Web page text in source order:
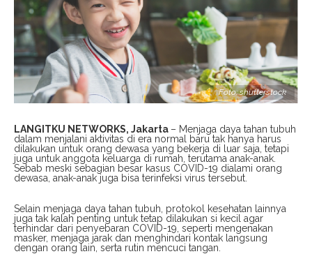
Foto: shutterstock
LANGITKU NETWORKS, Jakarta – Menjaga daya tahan tubuh
dalam menjalani aktivitas di era normal baru tak hanya harus
dilakukan untuk orang dewasa yang bekerja di luar saja, tetapi
juga untuk anggota keluarga di rumah, terutama anak-anak.
Sebab meski sebagian besar kasus COVID-19 dialami orang
dewasa, anak-anak juga bisa terinfeksi virus tersebut.
Selain menjaga daya tahan tubuh, protokol kesehatan lainnya
juga tak kalah penting untuk tetap dilakukan si kecil agar
terhindar dari penyebaran COVID-19, seperti mengenakan
masker, menjaga jarak dan menghindari kontak langsung
dengan orang lain, serta rutin mencuci tangan.